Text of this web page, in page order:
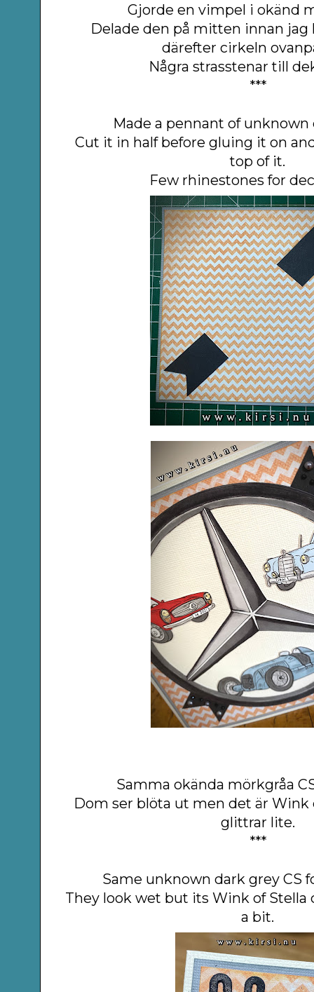
Gjorde en vimpel i okänd
Delade den på mitten innan
därefter cirkeln
Några strasstenar till
***
Made a pennant of unknown
Cut it in half before gluing it on
top of it.
Few rhinestones for
Samma okända mörkgråa
Dom ser blöta ut men det är Wink
glittrar lite.
***
Same unknown dark grey CS
They look wet but its Wink of Stella
a bit.